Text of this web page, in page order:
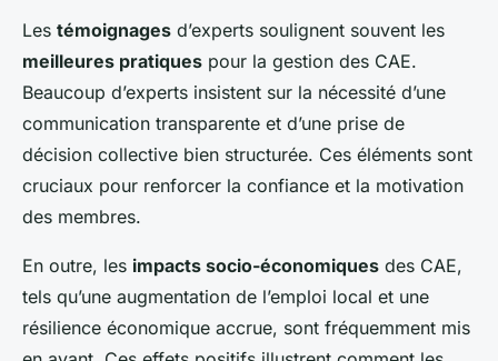
Les témoignages d’experts soulignent souvent les
meilleures pratiques pour la gestion des CAE.
Beaucoup d’experts insistent sur la nécessité d’une
communication transparente et d’une prise de
décision collective bien structurée. Ces éléments sont
cruciaux pour renforcer la confiance et la motivation
des membres.
En outre, les impacts socio-économiques des CAE,
tels qu’une augmentation de l’emploi local et une
résilience économique accrue, sont fréquemment mis